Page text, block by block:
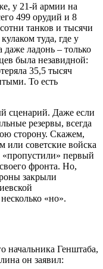
у 21-й армии на
499 орудий и 8
танков и тысячи
туда, где у
даже ладонь – только
была незавидной:
35,5 тысяч
То есть
сценарий. Даже если
резервы, всегда
сторону. Скажем,
или советские войска
«пропустили» первый
фронта. Но,
закрыли
«но».
начальника Генштаба,
он заявил: